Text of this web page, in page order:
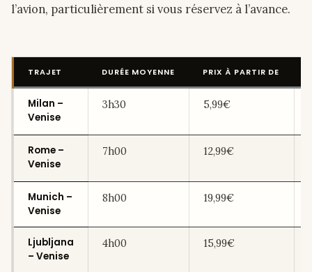
l’avion, particulièrement si vous réservez à l’avance.
TRAJET DURÉE MOYENNE PRIX À PARTIR DE
Milan –
Venise
3h30 5,99€
Rome –
Venise
7h00 12,99€
Munich –
Venise
8h00 19,99€
Ljubljana
– Venise
4h00 15,99€